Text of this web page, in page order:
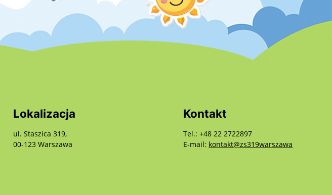
Lokalizacja
ul. Staszica 319,
00-123 Warszawa
Kontakt
Tel.: +48 22 2722897
E-mail: kontakt@zs319warszawa